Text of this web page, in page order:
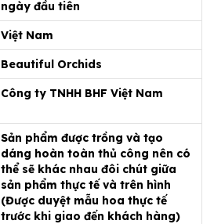
ngày đầu tiên
Việt Nam
Beautiful Orchids
Công ty TNHH BHF Việt Nam
Sản phẩm được trồng và tạo
dáng hoàn toàn thủ công nên có
thể sẽ khác nhau đôi chút giữa
sản phẩm thực tế và trên hình
(Được duyệt mẫu hoa thực tế
trước khi giao đến khách hàng)